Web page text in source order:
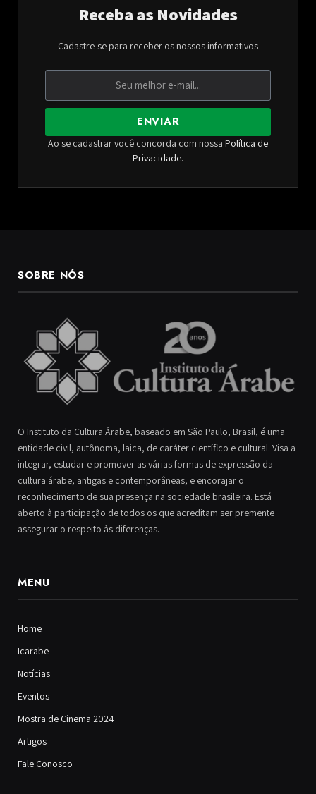
Receba as Novidades
Cadastre-se para receber os nossos informativos
ENVIAR
Ao se cadastrar você concorda com nossa Política de
Privacidade.
SOBRE NÓS
O Instituto da Cultura Árabe, baseado em São Paulo, Brasil, é uma
entidade civil, autônoma, laica, de caráter científico e cultural. Visa a
integrar, estudar e promover as várias formas de expressão da
cultura árabe, antigas e contemporâneas, e encorajar o
reconhecimento de sua presença na sociedade brasileira. Está
aberto à participação de todos os que acreditam ser premente
assegurar o respeito às diferenças.
MENU
Home
Icarabe
Notícias
Eventos
Mostra de Cinema 2024
Artigos
Fale Conosco